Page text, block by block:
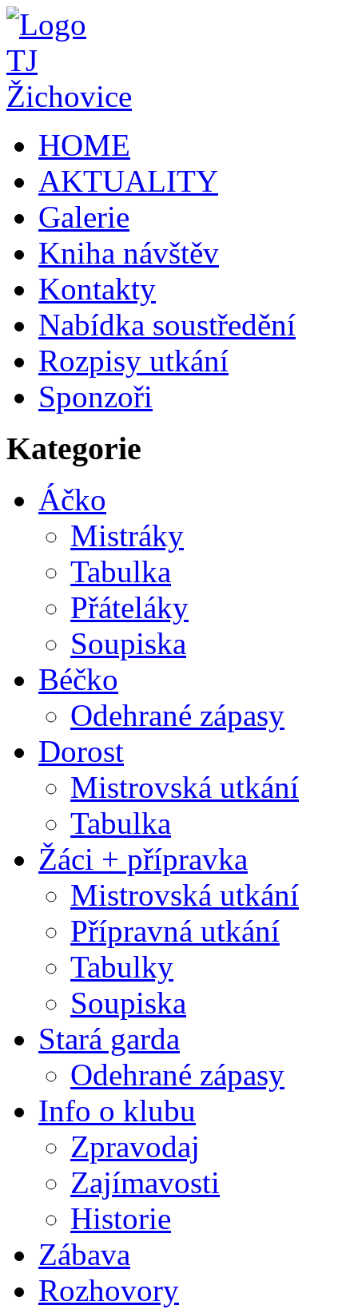
HOME
AKTUALITY
Galerie
Kniha návštěv
Kontakty
Nabídka soustředění
Rozpisy utkání
Sponzoři
Kategorie
Áčko
Mistráky
Tabulka
Přáteláky
Soupiska
Béčko
Odehrané zápasy
Dorost
Mistrovská utkání
Tabulka
Žáci + přípravka
Mistrovská utkání
Přípravná utkání
Tabulky
Soupiska
Stará garda
Odehrané zápasy
Info o klubu
Zpravodaj
Zajímavosti
Historie
Zábava
Rozhovory